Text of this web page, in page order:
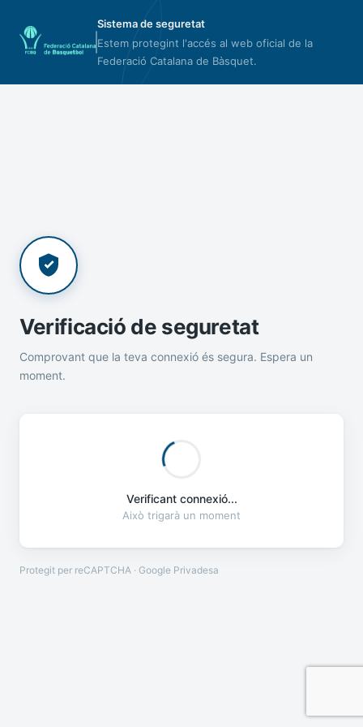
Sistema de seguretat
Estem protegint l'accés al web oficial de la
Federació Catalana de Bàsquet.
Verificació de seguretat
Comprovant que la teva connexió és segura. Espera un
moment.
Verificant connexió...
Això trigarà un moment
Protegit per reCAPTCHA · Google Privadesa